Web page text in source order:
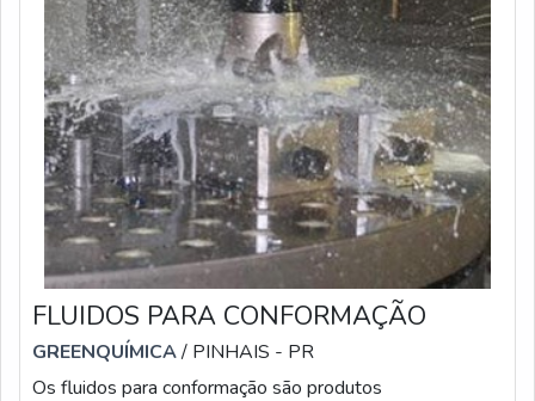
FLUIDOS PARA CONFORMAÇÃO
GREENQUÍMICA/ PINHAIS - PR
Os fluidos para conformação são produtos